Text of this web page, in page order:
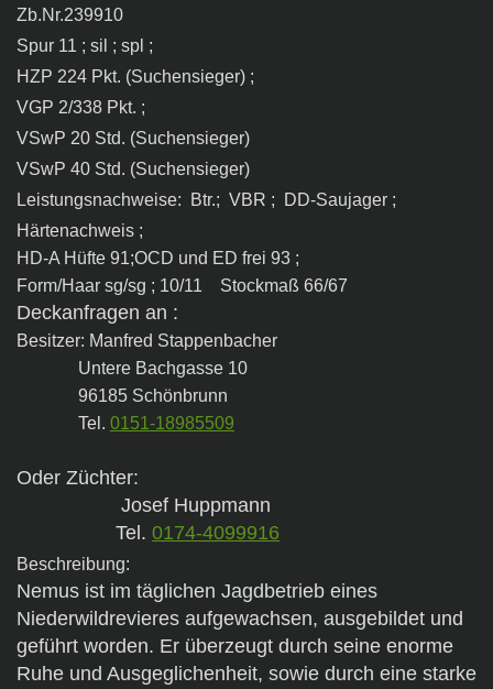
Zb.Nr.239910
Spur 11 ; sil ; spl ;
HZP 224 Pkt. (Suchensieger) ;
VGP 2/338 Pkt. ;
VSwP 20 Std. (Suchensieger)
VSwP 40 Std. (Suchensieger)
Leistungsnachweise: Btr.; VBR ; DD-Saujager ;
Härtenachweis ;
HD-A Hüfte 91;OCD und ED frei 93 ;
Form/Haar sg/sg ; 10/11 Stockmaß 66/67
Deckanfragen an :
Besitzer: Manfred Stappenbacher
Untere Bachgasse 10
96185 Schönbrunn
Tel. 0151-18985509
Oder Züchter:
Josef Huppmann
Tel. 0174-4099916
Beschreibung:
Nemus ist im täglichen Jagdbetrieb eines
Niederwildrevieres aufgewachsen, ausgebildet und
geführt worden. Er überzeugt durch seine enorme
Ruhe und Ausgeglichenheit, sowie durch eine starke